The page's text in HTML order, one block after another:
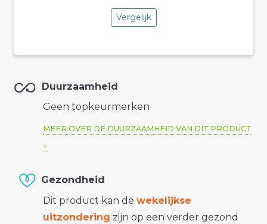
Vergelijk
Duurzaamheid
Geen topkeurmerken
MEER OVER DE DUURZAAMHEID VAN DIT PRODUCT
Gezondheid
Dit product kan de wekelijkse
uitzondering zijn op een verder gezond